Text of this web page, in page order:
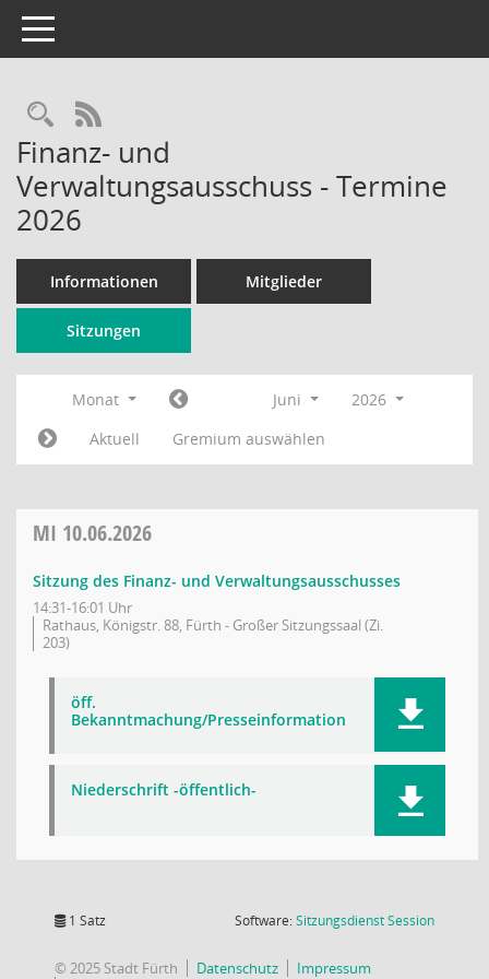
Toggle navigation
Rechercheauswahl
RSS-Feed
Finanz- und
Verwaltungsausschuss - Termine
2026
Informationen Mitglieder
Sitzungen
Monat Juni
2026
Aktuell
Gremium auswählen
MI 10.06.2026
Sitzung des Finanz- und Verwaltungsausschusses
14:31-16:01 Uhr
Rathaus, Königstr. 88, Fürth - Großer Sitzungssaal (Zi.
203)
öff.
Bekanntmachung/Presseinformation
Niederschrift -öffentlich-
1 Satz Software:SitzungsdienstSession(Wird in
© 2025 Stadt Fürth Datenschutz
Impressum